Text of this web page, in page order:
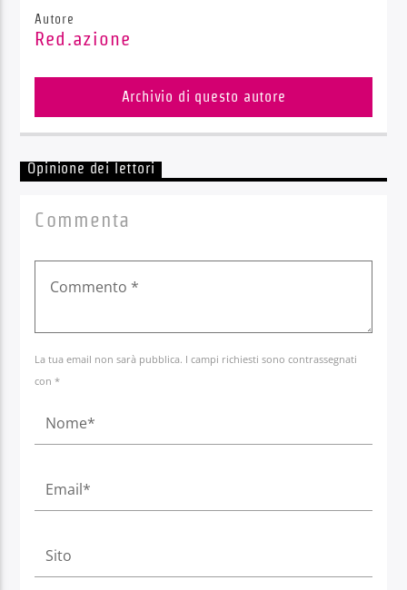
Autore
Red.azione
Archivio di questo autore
Opinione dei lettori
Commenta
La tua email non sarà pubblica. I campi richiesti sono contrassegnati
con *